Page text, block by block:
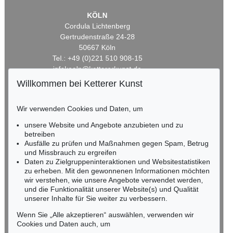
KÖLN
Cordula Lichtenberg
Gertrudenstraße 24-28
50667 Köln
Tel.: +49 (0)221 510 908-15
infokoeln@kettererkunst.de
HESSEN
Miriam Heß
Tel.: +49 (0)62 21 58 80-038
Fax: +49 (0)62 21 58 80-595
infoheidelberg@kettererkunst.de
NORDDEUTSCHLAND
Nico Kassel, M.A.
Mobil: +49 (0)171 8618661
n.kassel@kettererkunst.de
Willkommen bei Ketterer Kunst
Wir verwenden Cookies und Daten, um
unsere Website und Angebote anzubieten und zu
betreiben
Ausfälle zu prüfen und Maßnahmen gegen Spam, Betrug
und Missbrauch zu ergreifen
Daten zu Zielgruppeninteraktionen und Websitestatistiken
zu erheben. Mit den gewonnenen Informationen möchten
wir verstehen, wie unsere Angebote verwendet werden,
und die Funktionalität unserer Website(s) und Qualität
unserer Inhalte für Sie weiter zu verbessern.
Wenn Sie „Alle akzeptieren“ auswählen, verwenden wir
Cookies und Daten auch, um